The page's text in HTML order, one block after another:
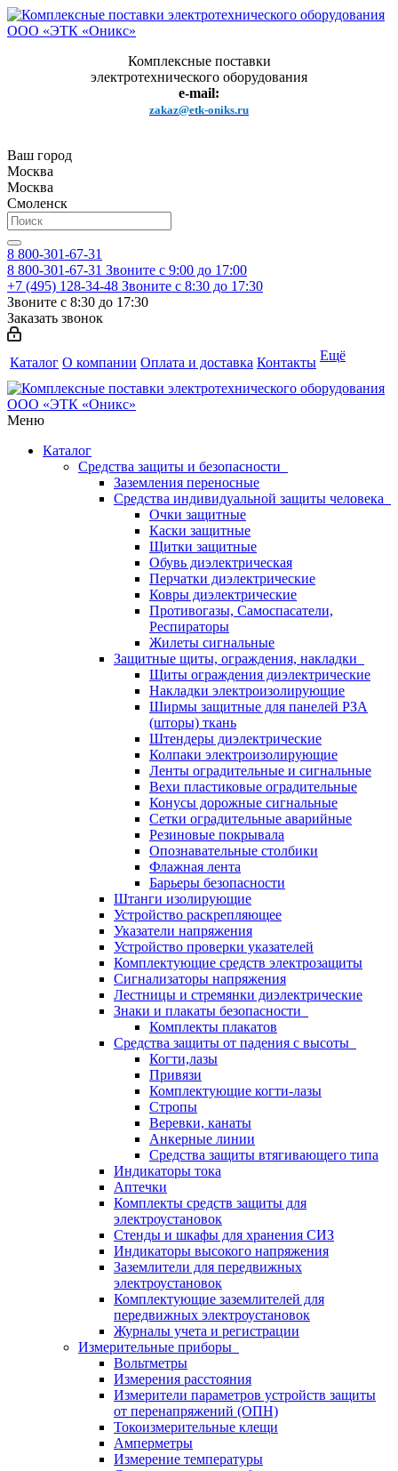
Комплексные поставки
электротехнического оборудования
e-mail:
zakaz@etk-oniks.ru
Ваш город
Москва
Москва
Смоленск
8 800-301-67-31
8 800-301-67-31 Звоните с 9:00 до 17:00
+7 (495) 128-34-48 Звоните с 8:30 до 17:30
Звоните с 8:30 до 17:30
Заказать звонок
Каталог О компании Оплата и доставка Контакты Ещё
Меню
Каталог
Средства защиты и безопасности
Заземления переносные
Средства индивидуальной защиты человека
Очки защитные
Каски защитные
Щитки защитные
Обувь диэлектрическая
Перчатки диэлектрические
Ковры диэлектрические
Противогазы, Самоспасатели,
Респираторы
Жилеты сигнальные
Защитные щиты, ограждения, накладки
Щиты ограждения диэлектрические
Накладки электроизолирующие
Ширмы защитные для панелей РЗА
(шторы) ткань
Штендеры диэлектрические
Колпаки электроизолирующие
Ленты оградительные и сигнальные
Вехи пластиковые оградительные
Конусы дорожные сигнальные
Сетки оградительные аварийные
Резиновые покрывала
Опознавательные столбики
Флажная лента
Барьеры безопасности
Штанги изолирующие
Устройство раскрепляющее
Указатели напряжения
Устройство проверки указателей
Комплектующие средств электрозащиты
Сигнализаторы напряжения
Лестницы и стремянки диэлектрические
Знаки и плакаты безопасности
Комплекты плакатов
Средства защиты от падения с высоты
Когти,лазы
Привязи
Комплектующие когти-лазы
Стропы
Веревки, канаты
Анкерные линии
Средства защиты втягивающего типа
Индикаторы тока
Аптечки
Комплекты средств защиты для
электроустановок
Стенды и шкафы для хранения СИЗ
Индикаторы высокого напряжения
Заземлители для передвижных
электроустановок
Комплектующие заземлителей для
передвижных электроустановок
Журналы учета и регистрации
Измерительные приборы
Вольтметры
Измерения расстояния
Измерители параметров устройств защиты
от перенапряжений (ОПН)
Токоизмерительные клещи
Амперметры
Измерение температуры